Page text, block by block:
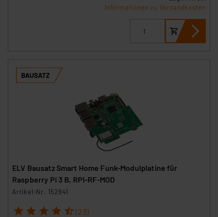
Informationen zu Versandkosten
ELV Bausatz Smart Home Funk-Modulplatine für
Raspberry Pi 3 B, RPI-RF-MOD
Artikel-Nr. 152941
1 2 3 4 5 (23)